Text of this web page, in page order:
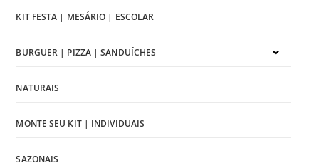
KIT FESTA | MESÁRIO | ESCOLAR
BURGUER | PIZZA | SANDUÍCHES
NATURAIS
MONTE SEU KIT | INDIVIDUAIS
SAZONAIS